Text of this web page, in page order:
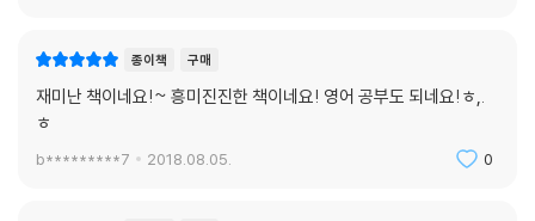
종이책 구매
재미난 책이네요!~ 흥미진진한 책이네요! 영어 공부도 되네요!ㅎ,.
ㅎ
b*********7 2018.08.05. 0